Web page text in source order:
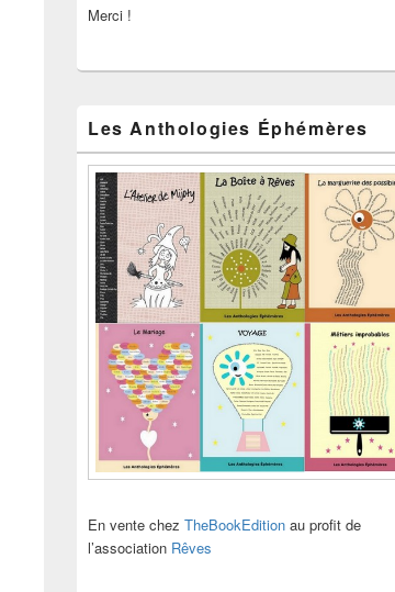
Merci !
Les Anthologies Éphémères
En vente chez TheBookEdition au profit de
l’association Rêves